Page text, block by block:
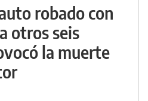
robado con
otros seis
la muerte